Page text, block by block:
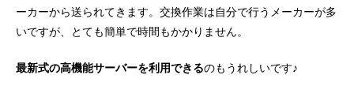
ーカーから送られてきます。交換作業は自分で行うメーカーが多
いですが、とても簡単で時間もかかりません。
最新式の高機能サーバーを利用できるのもうれしいです♪